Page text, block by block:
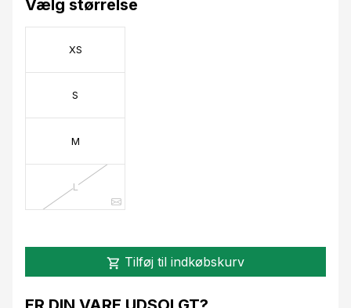
Vælg størrelse
XS
S
M
L
shopping_cart Tilføj til indkøbskurv